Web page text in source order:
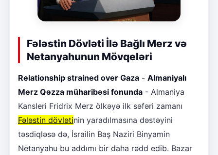
Fələstin Dövləti İlə Bağlı Merz və
Netanyahunun Mövqeləri
Relationship strained over Gaza - Almaniyalı
Merz Qəzza müharibəsi fonunda - Almaniya
Kansleri Fridrix Merz ölkəyə ilk səfəri zamanı
Fələstin dövlətinin yaradılmasına dəstəyini
təsdiqləsə də, İsrailin Baş Naziri Binyamin
Netanyahu bu addımı bir daha rədd edib. Bazar